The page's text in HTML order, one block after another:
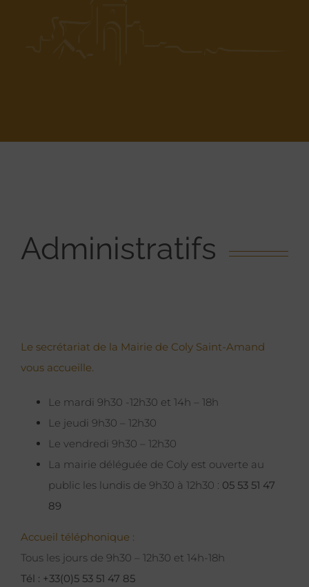
Administratifs
Le secrétariat de la Mairie de Coly Saint-Amand
vous accueille.
Le mardi 9h30 -12h30 et 14h – 18h
Le jeudi 9h30 – 12h30
Le vendredi 9h30 – 12h30
La mairie déléguée de Coly est ouverte au
public les lundis de 9h30 à 12h30 : 05 53 51 47
89
Accueil téléphonique :
Tous les jours de 9h30 – 12h30 et 14h-18h
Tél : +33(0)5 53 51 47 85